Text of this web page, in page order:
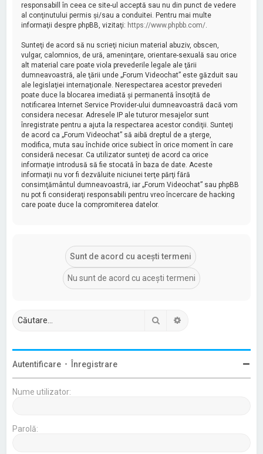
responsabill în ceea ce site-ul acceptă sau nu din punct de vedere
al conţinutului permis şi/sau a conduitei. Pentru mai multe
informaţii despre phpBB, vizitaţi: https://www.phpbb.com/.
Sunteţi de acord să nu scrieţi niciun material abuziv, obscen,
vulgar, calomnios, de ură, ameninţare, orientare-sexuală sau orice
alt material care poate viola prevederile legale ale ţării
dumneavoastră, ale ţării unde „Forum Videochat” este găzduit sau
ale legislaţiei internaţionale. Nerespectarea acestor prevederi
poate duce la blocarea imediată şi permanentă însoţită de
notificarea Internet Service Provider-ului dumneavoastră dacă vom
considera necesar. Adresele IP ale tuturor mesajelor sunt
înregistrate pentru a ajuta la respectarea acestor condiţii. Sunteţi
de acord ca „Forum Videochat” să aibă dreptul de a şterge,
modifica, muta sau închide orice subiect în orice moment în care
consideră necesar. Ca utilizator sunteţi de acord ca orice
informaţie introdusă să fie stocată în baza de date. Aceste
informaţii nu vor fi dezvăluite niciunei terţe părţi fără
consimţământul dumneavoastră, iar „Forum Videochat” sau phpBB
nu pot fi consideraţi responsabili pentru vreo încercare de hacking
care poate duce la compromiterea datelor.
Căutare
Autentificare • Înregistrare
Nume utilizator:
Parolă: